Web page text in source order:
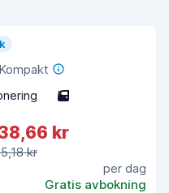
5
kr
kr
per dag
Gratis avbokning